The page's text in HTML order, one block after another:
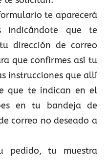
te aparecerá
indicándote que te
dirección de correo
que confirmes así tu
instrucciones que allí
que te indican en el
en tu bandeja de
correo no deseado a
pedido, tu muestra